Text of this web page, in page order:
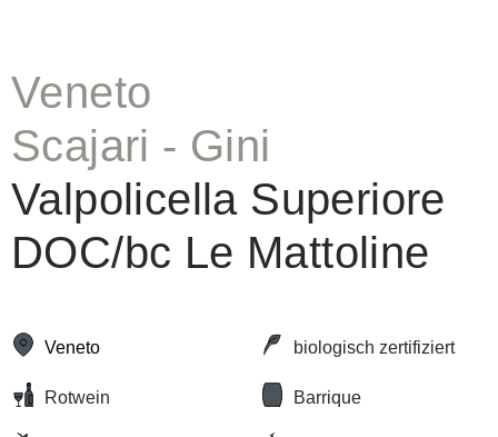
Veneto
Scajari - Gini
Valpolicella Superiore
DOC/bc Le Mattoline
Veneto biologisch zertifiziert
Rotwein Barrique